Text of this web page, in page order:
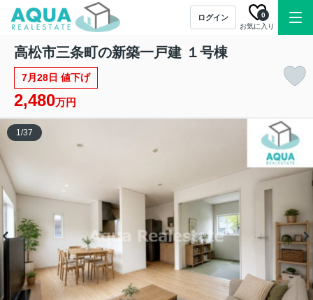
ログイン
お気に入り
0
高松市三条町の新築一戸建 １号棟
7月28日 値下げ
2,480万円
1/37